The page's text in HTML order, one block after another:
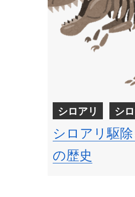
シロアリ シ
シロアリ駆
の歴史